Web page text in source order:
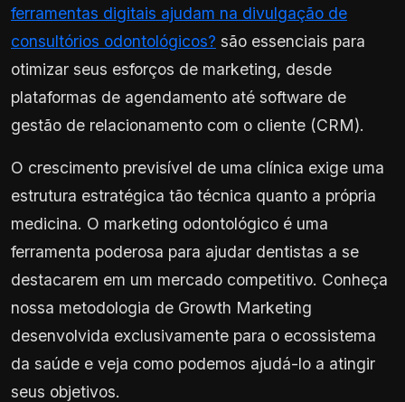
ferramentas digitais ajudam na divulgação de
consultórios odontológicos? são essenciais para
otimizar seus esforços de marketing, desde
plataformas de agendamento até software de
gestão de relacionamento com o cliente (CRM).
O crescimento previsível de uma clínica exige uma
estrutura estratégica tão técnica quanto a própria
medicina. O marketing odontológico é uma
ferramenta poderosa para ajudar dentistas a se
destacarem em um mercado competitivo. Conheça
nossa metodologia de Growth Marketing
desenvolvida exclusivamente para o ecossistema
da saúde e veja como podemos ajudá-lo a atingir
seus objetivos.